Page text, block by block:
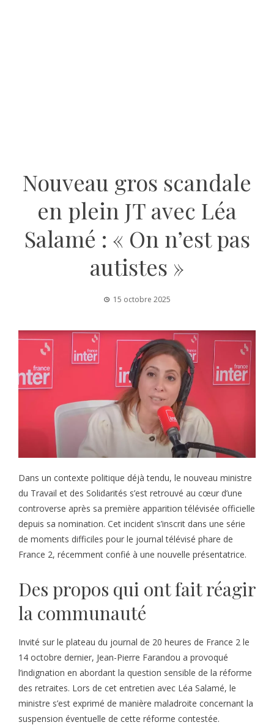
Nouveau gros scandale
en plein JT avec Léa
Salamé : « On n’est pas
autistes »
15 octobre 2025
Dans un contexte politique déjà tendu, le nouveau ministre
du Travail et des Solidarités s’est retrouvé au cœur d’une
controverse après sa première apparition télévisée officielle
depuis sa nomination. Cet incident s’inscrit dans une série
de moments difficiles pour le journal télévisé phare de
France 2, récemment confié à une nouvelle présentatrice.
Des propos qui ont fait réagir
la communauté
Invité sur le plateau du journal de 20 heures de France 2 le
14 octobre dernier, Jean-Pierre Farandou a provoqué
l’indignation en abordant la question sensible de la réforme
des retraites. Lors de cet entretien avec Léa Salamé, le
ministre s’est exprimé de manière maladroite concernant la
suspension éventuelle de cette réforme contestée.